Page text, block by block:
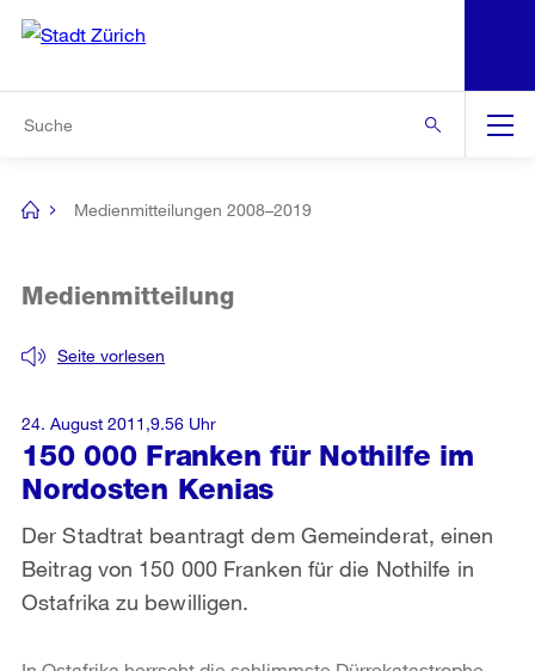
Navigation
[no
Medienmitteilungen 2008–2019
150 000 Franken für Nothilfe im
Nordosten Kenias
Seite vorlesen
Medienmitteilung
Der Stadtrat beantragt dem Gemeinderat, einen
Beitrag von 150 000 Franken für die Nothilfe in
Ostafrika zu bewilligen.
24. August 2011,9.56 Uhr